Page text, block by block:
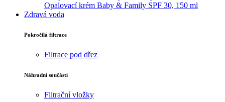
Opalovací krém Baby & Family SPF 30, 150 ml
Zdravá voda
Pokročilá filtrace
Filtrace pod dřez
Náhradní součásti
Filtrační vložky